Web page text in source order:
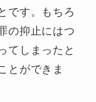
です。もちろ
の抑止にはつ
てしまったと
とができま